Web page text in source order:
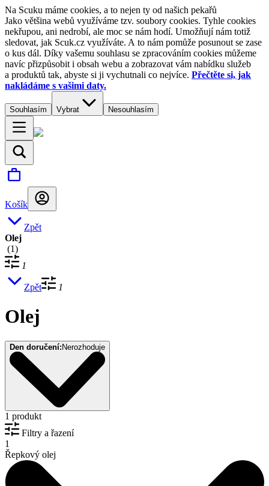
Na Scuku máme cookies, a to nejen ty od našich pekařů
Jako většina webů využíváme tzv. soubory cookies. Tyhle cookies
nekřupou, ani nedrobí, ale moc se nám hodí. Umožňují nám totiž
sledovat, jak Scuk.cz využíváte. A to nám pomůže posunout se zase
o kus dál. Díky vašemu souhlasu se zpracováním cookies můžeme
navíc přizpůsobit i obsah webu a zobrazovat vám nabídku služeb
a produktů tak, abyste si ji vychutnali co nejvíce. Přečtěte si, jak
nakládáme s vašimi daty.
Souhlasím Vybrat Nesouhlasím
Košík
Zpět
Olej
(1)
1
Zpět 1
Olej
Den doručení: Nerozhoduje
1 produkt
Filtry a řazení
1
Řepkový olej